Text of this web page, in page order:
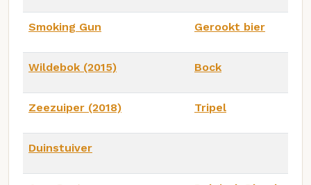
Smoking Gun Gerookt bier
Wildebok (2015) Bock
Zeezuiper (2018) Tripel
Duinstuiver